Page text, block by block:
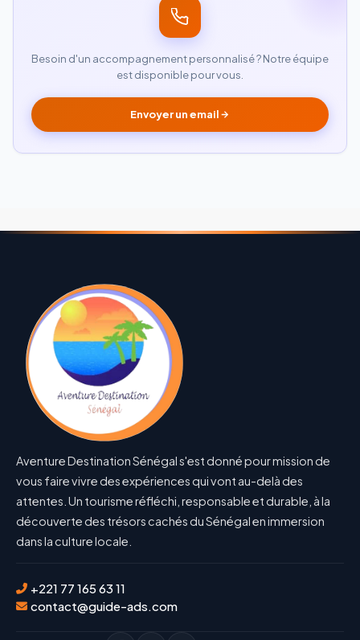
Besoin d'un accompagnement personnalisé ? Notre équipe
est disponible pour vous.
Envoyer un email
Aventure Destination Sénégal s'est donné pour mission de
vous faire vivre des expériences qui vont au-delà des
attentes. Un tourisme réfléchi, responsable et durable, à la
découverte des trésors cachés du Sénégal en immersion
dans la culture locale.
+221 77 165 63 11
contact@guide-ads.com